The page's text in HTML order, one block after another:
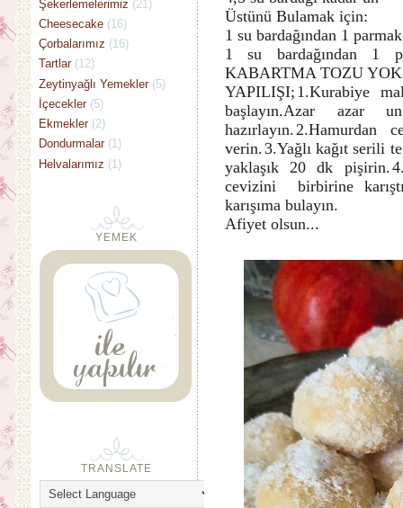
Üstünü Bulamak için:
1 su bardağından 1
1 su bardağından 1
KABARTMA TOZU YOK
YAPILIŞI; 1.Kurabiye
başlayın.Azar azar
hazırlayın.2.Hamurdan
verin.3.Yağlı kağıt serili
yaklaşık 20 dk pişirin.
cevizini birbirine
karışıma bulayın.
Afiyet olsun...
Şekerlemelerimiz (21)
Cheesecake (16)
Çorbalarımız (16)
Tartlar (12)
Zeytinyağlı Yemekler (5)
İçecekler (5)
Ekmekler (2)
Dondurmalar (1)
Helvalarımız (1)
YEMEK
TRANSLATE